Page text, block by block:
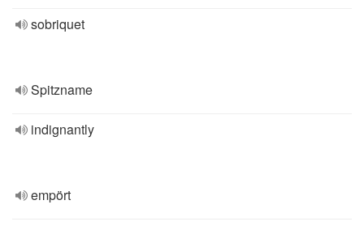
sobriquet
Spitzname
indignantly
empört